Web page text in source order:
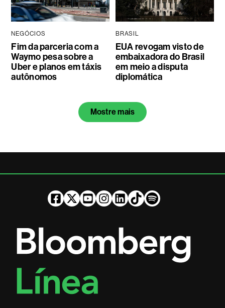
NEGÓCIOS
Fim da parceria com a
Waymo pesa sobre a
Uber e planos em táxis
autônomos
BRASIL
EUA revogam visto de
embaixadora do Brasil
em meio a disputa
diplomática
Mostre mais